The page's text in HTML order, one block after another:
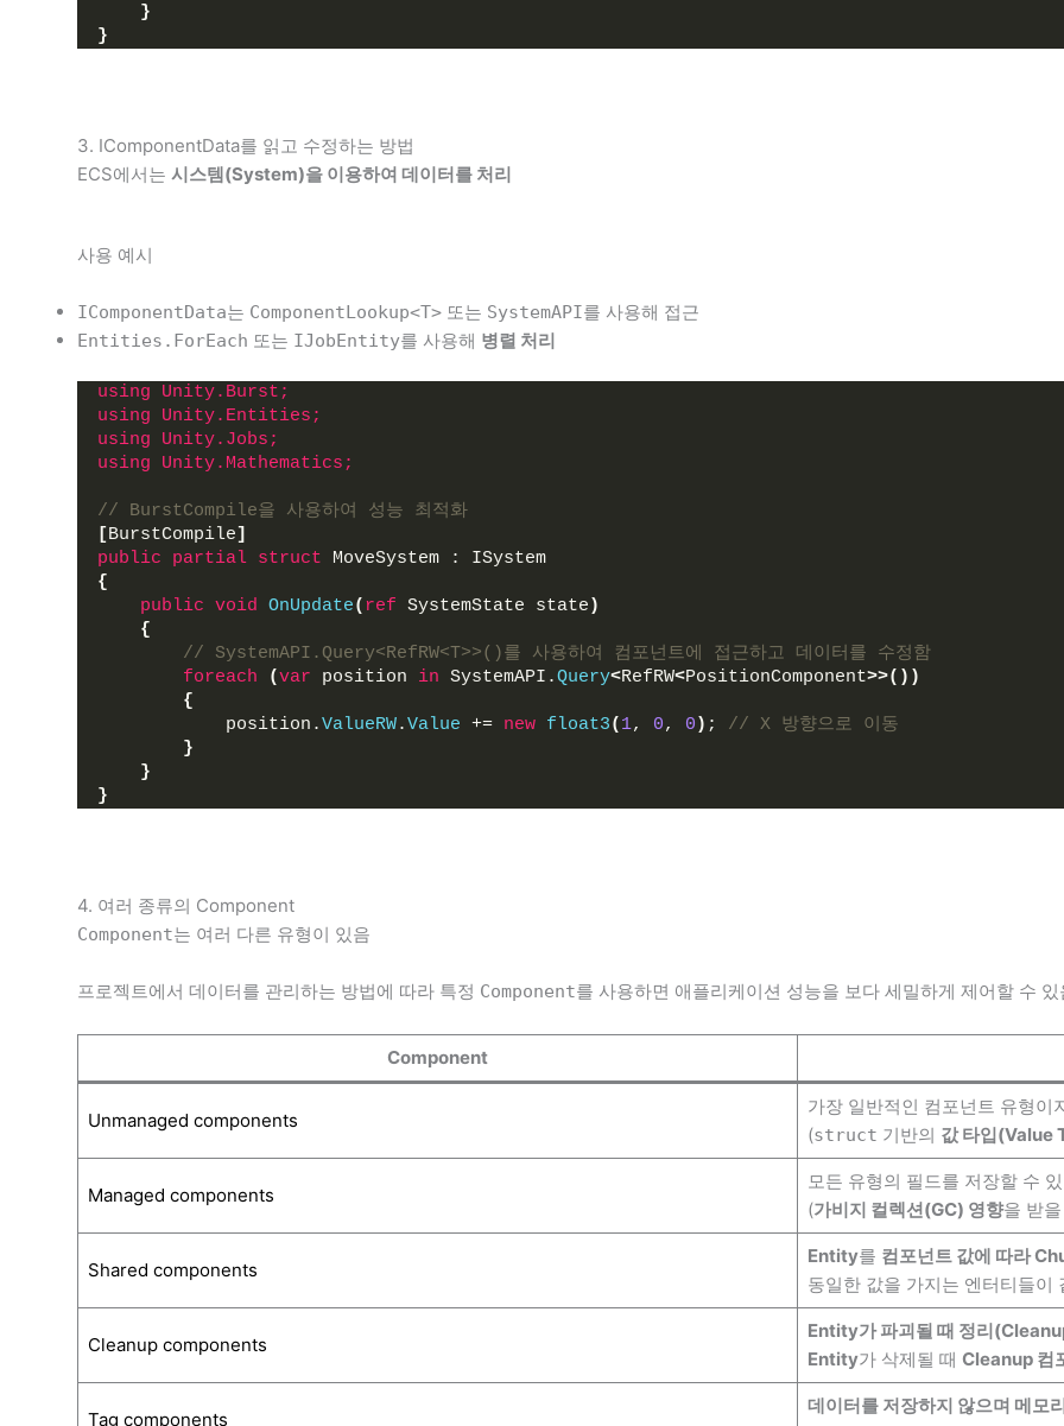
}
}
3. IComponentData를 읽고 수정하는 방법
ECS에서는 시스템(System)을 이용하여 데이터를 처리
사용 예시
IComponentData는 ComponentLookup<T> 또는 SystemAPI를 사용해 접근
Entities.ForEach 또는 IJobEntity를 사용해 병렬 처리
using Unity.Burst;
using Unity.Entities;
using Unity.Jobs;
using Unity.Mathematics;
// BurstCompile을 사용하여 성능 최적화
[BurstCompile]
public
partial struct MoveSystem : ISystem
{
public void OnUpdate( ref SystemState state )
{
// SystemAPI.Query<RefRW<T>>()를 사용하여 컴포넌트에 접근하고 데이터를 수정함
foreach
(var position in SystemAPI.Query<RefRW<PositionComponent>>())
{
            position.
ValueRW.Value += new float3( 1, 0, 0 ) ; // X 방향으로 이동
}
}
}
4. 여러 종류의 Component
Component는 여러 다른 유형이 있음
프로젝트에서 데이터를 관리하는 방법에 따라 특정 Component를 사용하면 애플리케이션 성능을 보다 세밀하게 제어할 수 있
Component
Unmanaged components
가장 일반적인 컴포넌트 유형이
(struct 기반의 값 타입(Value
Managed components
모든 유형의 필드를 저장할 수
(가비지 컬렉션(GC) 영향을 받
Shared components
Entity를 컴포넌트 값에 따라
동일한 값을 가지는 엔터티들이
Cleanup components
Entity가 파괴될 때 정리
Entity가 삭제될 때 Cleanup 컴
Tag components
데이터를 저장하지 않으며 메모